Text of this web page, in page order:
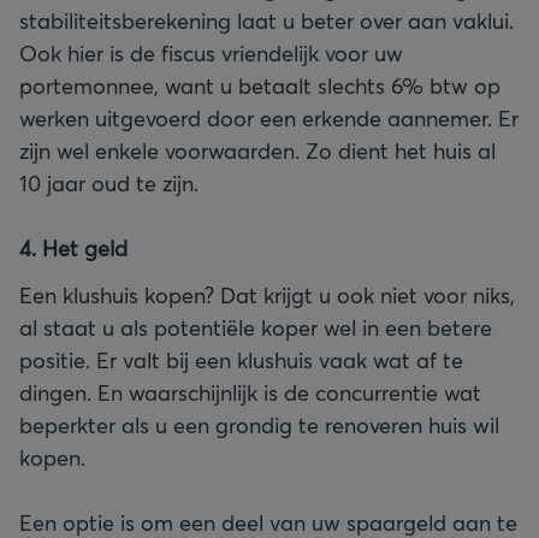
stabiliteitsberekening laat u beter over aan vaklui.
Ook hier is de fiscus vriendelijk voor uw
portemonnee, want u betaalt slechts 6% btw op
werken uitgevoerd door een erkende aannemer. Er
zijn wel enkele voorwaarden. Zo dient het huis al
10 jaar oud te zijn.
4. Het geld
Een klushuis kopen? Dat krijgt u ook niet voor niks,
al staat u als potentiële koper wel in een betere
positie. Er valt bij een klushuis vaak wat af te
dingen. En waarschijnlijk is de concurrentie wat
beperkter als u een grondig te renoveren huis wil
kopen.
Een optie is om een deel van uw spaargeld aan te